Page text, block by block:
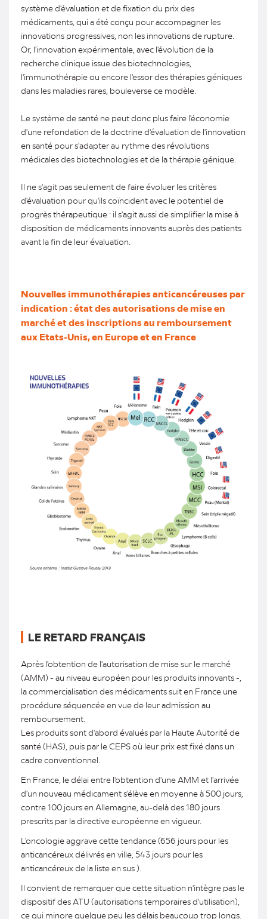
système d'évaluation et de fixation du prix des
médicaments, qui a été conçu pour accompagner les
innovations progressives, non les innovations de rupture.
Or, l'innovation expérimentale, avec l'évolution de la
recherche clinique issue des biotechnologies,
l'immunothérapie ou encore l'essor des thérapies géniques
dans les maladies rares, bouleverse ce modèle.
Le système de santé ne peut donc plus faire l'économie
d'une refondation de la doctrine d'évaluation de l'innovation
en santé pour s'adapter au rythme des révolutions
médicales des biotechnologies et de la thérapie génique.
Il ne s'agit pas seulement de faire évoluer les critères
d'évaluation pour qu'ils coïncident avec le potentiel de
progrès thérapeutique : il s'agit aussi de simplifier la mise à
disposition de médicaments innovants auprès des patients
avant la fin de leur évaluation.
Nouvelles immunothérapies anticancéreuses par
indication : état des autorisations de mise en
marché et des inscriptions au remboursement
aux Etats-Unis, en Europe et en France
LE RETARD FRANÇAIS
Après l'obtention de l'autorisation de mise sur le marché
(AMM) - au niveau européen pour les produits innovants -,
la commercialisation des médicaments suit en France une
procédure séquencée en vue de leur admission au
remboursement.
Les produits sont d'abord évalués par la Haute Autorité de
santé (HAS), puis par le CEPS où leur prix est fixé dans un
cadre conventionnel.
En France, le délai entre l'obtention d'une AMM et l'arrivée
d'un nouveau médicament s'élève en moyenne à 500 jours,
contre 100 jours en Allemagne, au-delà des 180 jours
prescrits par la directive européenne en vigueur.
L'oncologie aggrave cette tendance (656 jours pour les
anticancéreux délivrés en ville, 543 jours pour les
anticancéreux de la liste en sus ).
Il convient de remarquer que cette situation n'intègre pas le
dispositif des ATU (autorisations temporaires d'utilisation),
ce qui minore quelque peu les délais beaucoup trop longs.